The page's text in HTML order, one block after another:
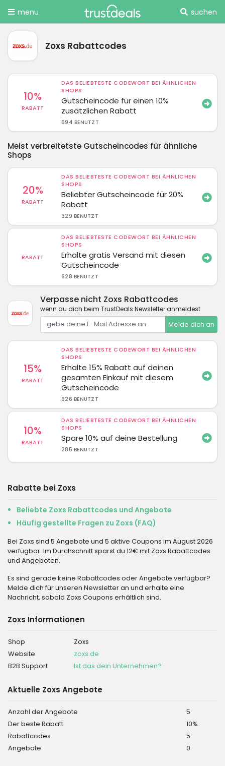
menu suchen
Zoxs Rabattcodes
10%
RABATT
DAS BELIEBTESTE CODEWORT BEI ÄHNLICHEN
SHOPS
Gutscheincode für einen 10%
zusätzlichen Rabatt
694 BENUTZT
Meist verbreitetste Gutscheincodes für ähnliche
Shops
20%
RABATT
DAS BELIEBTESTE CODEWORT BEI ÄHNLICHEN
SHOPS
Beliebter Gutscheincode für 20%
Rabatt
329 BENUTZT
RABATT
DAS BELIEBTESTE CODEWORT BEI ÄHNLICHEN
SHOPS
Erhalte gratis Versand mit diesen
Gutscheincode
628 BENUTZT
Verpasse nicht Zoxs Rabattcodes
wenn du dich beim TrustDeals Newsletter anmeldest
Melde dich an
15%
RABATT
DAS BELIEBTESTE CODEWORT BEI ÄHNLICHEN
SHOPS
Erhalte 15% Rabatt auf deinen
gesamten Einkauf mit diesem
Gutscheincode
626 BENUTZT
10%
RABATT
DAS BELIEBTESTE CODEWORT BEI ÄHNLICHEN
SHOPS
Spare 10% auf deine Bestellung
285 BENUTZT
Rabatte bei Zoxs
Beliebte Zoxs Rabattcodes und Angebote
Häufig gestellte Fragen zu Zoxs (FAQ)
Bei Zoxs sind 5 Angebote und 5 aktive Coupons im August 2026
verfügbar. Im Durchschnitt sparst du 12€ mit Zoxs Rabattcodes
und Angeboten.
Es sind gerade keine Rabattcodes oder Angebote verfügbar?
Melde dich für unseren Newsletter an und erhalte eine
Nachricht, sobald Zoxs Coupons erhältlich sind.
Zoxs Informationen
Shop
Zoxs
Website
zoxs.de
B2B Support
Ist das dein Unternehmen?
Aktuelle Zoxs Angebote
Anzahl der Angebote
5
Der beste Rabatt
10%
Rabattcodes
5
Angebote
0